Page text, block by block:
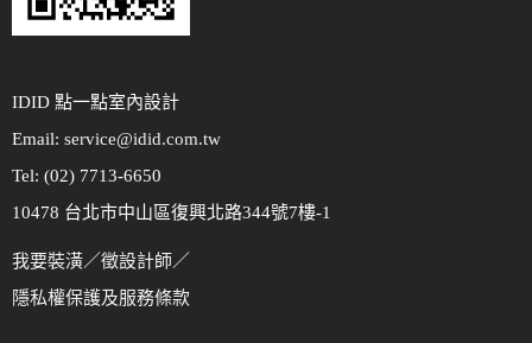
IDID 點一點室內設計
Email: service@idid.com.tw
Tel: (02) 7713-6650
10478 台北市中山區復興北路344號7樓-1
我要裝潢／徵設計師／
隱私權保護及服務條款